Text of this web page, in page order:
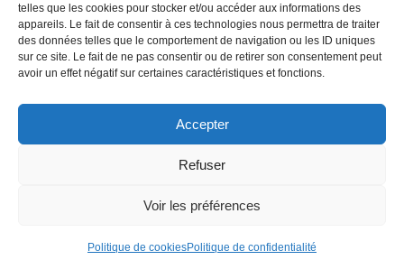
telles que les cookies pour stocker et/ou accéder aux informations des
appareils. Le fait de consentir à ces technologies nous permettra de traiter
des données telles que le comportement de navigation ou les ID uniques
sur ce site. Le fait de ne pas consentir ou de retirer son consentement peut
avoir un effet négatif sur certaines caractéristiques et fonctions.
Accepter
Refuser
Voir les préférences
Politique de cookiesPolitique de confidentialité
Besoin d'aide pour créer ou gérer votre entreprise ?
Un expert vous répond.
Nous contacter →
GeneratePress